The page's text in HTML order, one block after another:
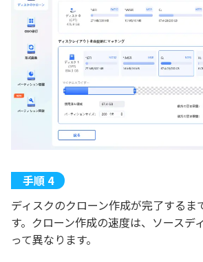
ディスクのクローン作成が完了するま
す。クローン作成の速度は、ソースデ
って異なります。